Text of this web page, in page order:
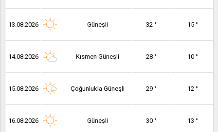
13.08.2026 Güneşli 32 ° 15 °
14.08.2026 Kısmen Güneşli 28 ° 10 °
15.08.2026 Çoğunlukla Güneşli 29 ° 12 °
16.08.2026 Güneşli 30 ° 13 °